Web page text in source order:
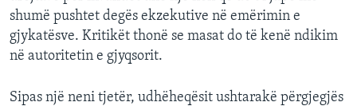
shumë pushtet degës ekzekutive në emërimin e
gjykatësve. Kritikët thonë se masat do të kenë ndikim
në autoritetin e gjyqsorit.
Sipas një neni tjetër, udhëheqësit ushtarakë përgjegjës